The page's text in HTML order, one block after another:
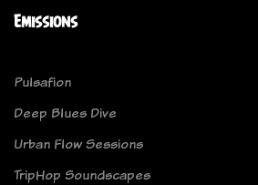
Emissions
Pulsafion
Deep Blues Dive
Urban Flow Sessions
TripHop Soundscapes